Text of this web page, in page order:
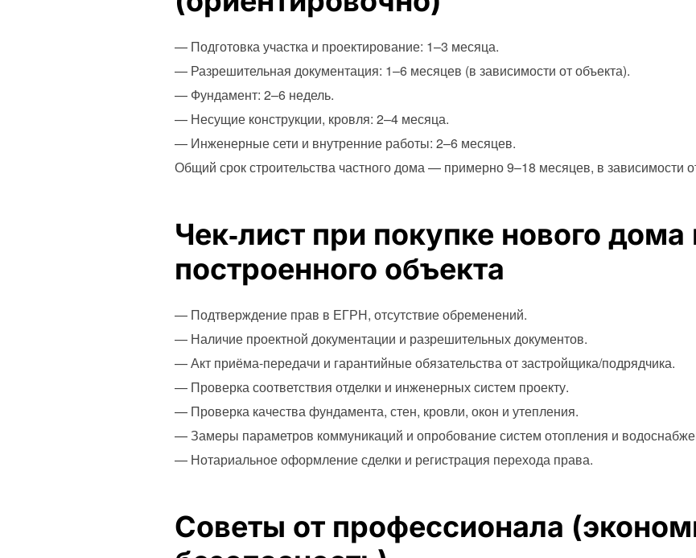
— Подготовка участка и проектирование: 1–3 месяца.
— Разрешительная документация: 1–6 месяцев (в зависимости от объекта).
— Фундамент: 2–6 недель.
— Несущие конструкции, кровля: 2–4 месяца.
— Инженерные сети и внутренние работы: 2–6 месяцев.
Общий срок строительства частного дома — примерно 9–18 месяцев, в зависимости
Чек‑лист при покупке нового
построенного объекта
— Подтверждение прав в ЕГРН, отсутствие обременений.
— Наличие проектной документации и разрешительных документов.
— Акт приёма-передачи и гарантийные обязательства от застройщика/подрядчика.
— Проверка соответствия отделки и инженерных систем проекту.
— Проверка качества фундамента, стен, кровли, окон и утепления.
— Замеры параметров коммуникаций и опробование систем отопления и
— Нотариальное оформление сделки и регистрация перехода права.
Советы от профессионала